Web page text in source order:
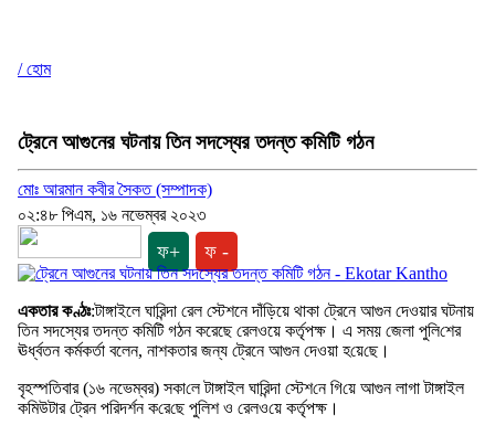
/ হোম
ট্রেনে আগুনের ঘটনায় তিন সদস্যের তদন্ত কমিটি গঠন
মোঃ আরমান কবীর সৈকত (সম্পাদক)
০২:৪৮ পিএম, ১৬ নভেম্বর ২০২৩
ফ+ ফ -
একতার কণ্ঠঃ:টাঙ্গাইলে ঘা‌রিন্দা রেল স্টেশনে দাঁড়িয়ে থাকা ট্রেনে আগুন দেওয়ার ঘটনায়
তিন সদস্যের তদন্ত কমিটি গঠন করেছে রেলওয়ে কর্তৃপক্ষ। এ সময় জেলা পু‌লি‌শের
ঊর্ধ্বতন কর্মকর্তা বলেন, নাশকতার জন্য ট্রেনে আগুন দেওয়া হ‌য়ে‌ছে।
বৃহস্প‌তিবার (১৬ নভেম্বর) সকা‌লে টাঙ্গাইল ঘা‌রিন্দা স্টেশ‌নে গি‌য়ে আগুন লাগা টাঙ্গাইল
ক‌মিউটার ট্রেন প‌রিদর্শন ক‌রে‌ছে পু‌লিশ ও রেলও‌য়ে কর্তৃপক্ষ।